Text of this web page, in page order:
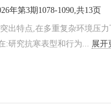
年第3期1078-1090,共13页
出特点,在多重复杂环境压
:研究抗寒表型和行为... 展开